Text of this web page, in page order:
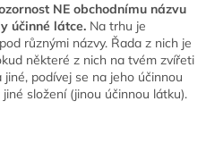
NE obchodnímu názvu
účinné látce. Na trhu je
různými názvy. Řada z nich je
některé z nich na tvém zvířeti
podívej se na jeho účinnou
složení (jinou účinnou látku).